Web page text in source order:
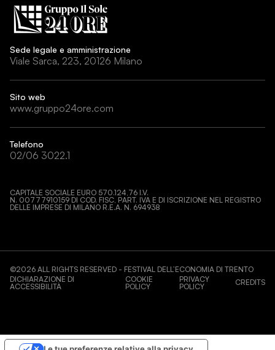
Sede legale e amministrazione
Viale Sarca, 223, 20126 Milano
Sito web
www.gruppo24ore.com
Telefono
02/06 3022.1
CAPITALE SOCIALE EURO 570.124,76 I.V.
N. 00777910159 DI COD. FISC, PART. IVA E DI ISCRIZIONE NEL REGISTRO
DELLE IMPRESE DI MILANO R.E.A. N. 694938
©2026 ALL RIGHTS RESERVED - FESTIVAL DELL’ECONOMIA DI TRENTO
DICHIARAZIONE DI
ACCESSIBILITÀ
COOKIE
POLICY
PRIVACY
POLICY
CREDITS